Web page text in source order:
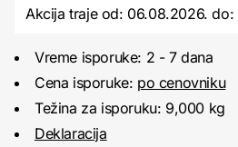
Akcija traje od: 06.08.2026.do:
Vreme isporuke: 2 - 7 dana
Cena isporuke: po cenovniku
Težina za isporuku: 9,000 kg
Deklaracija